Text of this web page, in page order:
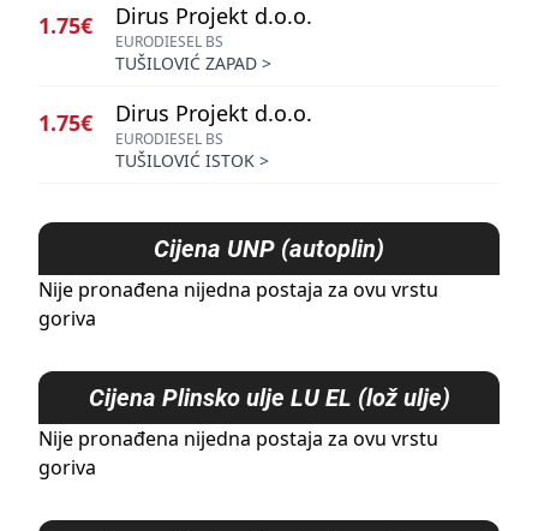
1.75€ Dirus Projekt d.o.o.
EURODIESEL BS
TUŠILOVIĆ ZAPAD >
1.75€ Dirus Projekt d.o.o.
EURODIESEL BS
TUŠILOVIĆ ISTOK >
Cijena UNP (autoplin)
Nije pronađena nijedna postaja za ovu vrstu
goriva
Cijena Plinsko ulje LU EL (lož ulje)
Nije pronađena nijedna postaja za ovu vrstu
goriva